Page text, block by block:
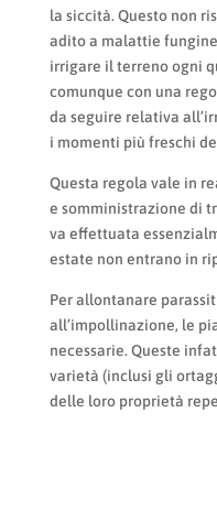
la siccità. Questo non
adito a malattie
irrigare il terreno ogni
comunque con una
da seguire relativa
i momenti più freschi
Questa regola vale in
e somministrazione di
va effettuata
estate non entrano in
Per allontanare
all’impollinazione, le
necessarie. Queste
varietà (inclusi gli
delle loro proprietà